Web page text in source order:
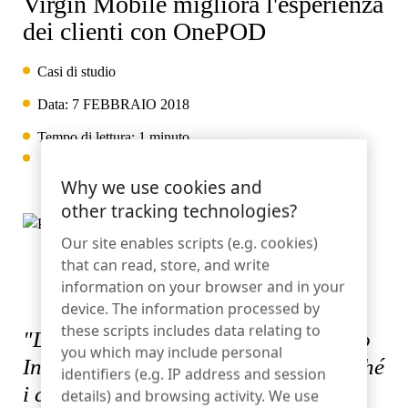
Protezione dei beni
Controllo degli accessi
Punto vendita
Negozio connesso
Fai da te e ristrutturazione
Ipermercato e alimentari
Operatori di telefonia mobile
Salute e bellezza
OneKEY
LIVE
MagStand
Zips
Sicurezza dell'esposizione della merce
Merce appesa Sicurezza
Serrature intelligenti
Sostenibilità
Opportunità di lavoro presso InVue
Partner commerciali
Partnership aziendali
Blog
Guide alle istruzioni
Specifiche tecniche
Casi di studio
dei clienti con OnePOD
Casi di studio
Data: 7 FEBBRAIO 2018
Tempo di lettura: 1 minuto
"La nostra esperienza con il prodotto
InVue OnePOD è stata positiva, poiché
i clienti si sentono molto a loro agio
Why we use cookies and
other tracking technologies?
Our site enables scripts (e.g. cookies)
that can read, store, and write
information on your browser and in your
device. The information processed by
these scripts includes data relating to
you which may include personal
identifiers (e.g. IP address and session
details) and browsing activity. We use